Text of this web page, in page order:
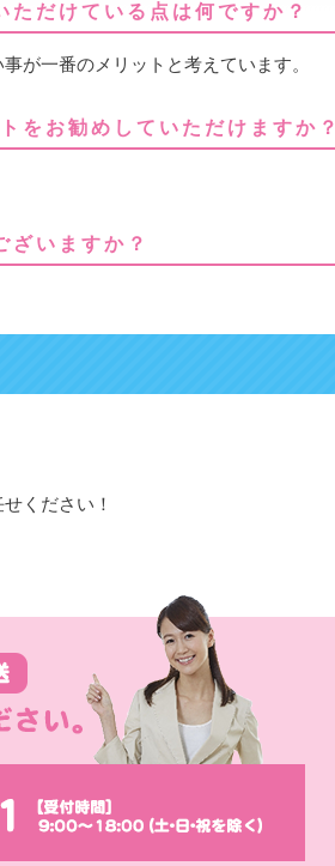
だけている点は何ですか？
が一番のメリットと考えています。
をお勧めしていただけますか？
ざいますか？
ください！